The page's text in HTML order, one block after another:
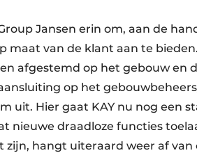
Jansen erin om, aan de
van de klant aan te bieden.
afgestemd op het gebouw en
op het
uit. Hier gaat KAY nu nog een
nieuwe draadloze functies
hangt uiteraard weer af van